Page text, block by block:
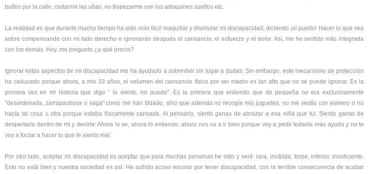
bultos por la calle, cortarme las uñas, no tropezarme con los adoquines sueltos etc.
La realidad es que durante mucho tiempo ha sido más fácil maquillar y disimular mi discapacidad, diciendo ¡sí puedo! Hacer lo que sea
sobre compensando con mi lado derecho e ignorando después el cansancio, el esfuerzo y el dolor. Así, me he sentido más integrada
con los demás. Hoy, me pregunto ¿a qué precio?
Ignorar estos aspectos de mi discapacidad me ha ayudado a sobrevivir sin lugar a dudas. Sin embargo, este mecanismo de protección
ha caducado porque ahora, a mis 33 años, el volumen del cansancio físico por ser madre es tan alto que no se puede ignorar. Es la
primera vez en mi historia que digo " lo siento, no puedo". Es la primera que entiendo que de pequeña no era exclusivamente
"desordenada, zarrapastrosa o vaga" como me han tildado, sino que además no recogía mis juguetes, no me vestía con esmero o no
hacía tal cosa u otra porque estaba físicamente cansada. Al pensarlo, siento ganas de abrazar a esa niña que fui. Siento ganas de
despertarla dentro de mi y decirle: Ahora lo se, ahora lo entiendo, ahora nos va a ir bien porque voy a pedir todavía más ayuda y no te
voy a forzar a hacer lo que te sienta mal.
Por otro lado, aceptar mi discapacidad es aceptar que para muchas personas he sido y seré: rara, inválida, torpe, inferior, insuficiente.
Esto no está bien y nuestra sociedad es así. He sufrido acoso escolar por tener discapacidad, con la terrible consecuencia de acabar